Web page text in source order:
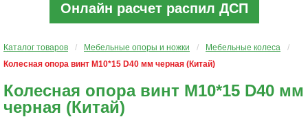
Онлайн расчет распил ДСП
Каталог товаров / Мебельные опоры и ножки / Мебельные колеса
/
Колесная опора винт М10*15 D40 мм черная (Китай)
Колесная опора винт М10*15 D40 мм
черная (Китай)